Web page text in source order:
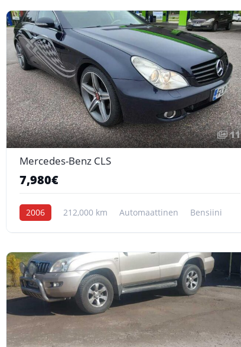
11
Mercedes-Benz CLS
7,980€
2006 212,000 km Automaattinen Bensiini